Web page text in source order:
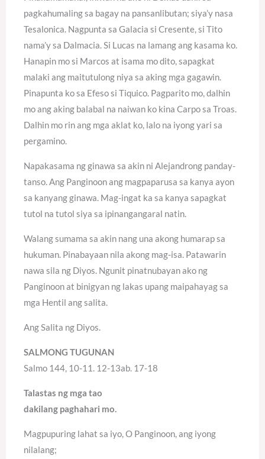
pagkahumaling sa bagay na pansanlibutan; siya’y nasa
Tesalonica. Nagpunta sa Galacia si Cresente, si Tito
nama’y sa Dalmacia. Si Lucas na lamang ang kasama ko.
Hanapin mo si Marcos at isama mo dito, sapagkat
malaki ang maitutulong niya sa aking mga gagawin.
Pinapunta ko sa Efeso si Tiquico. Pagparito mo, dalhin
mo ang aking balabal na naiwan ko kina Carpo sa Troas.
Dalhin mo rin ang mga aklat ko, lalo na iyong yari sa
pergamino.
Napakasama ng ginawa sa akin ni Alejandrong panday-
tanso. Ang Panginoon ang magpaparusa sa kanya ayon
sa kanyang ginawa. Mag-ingat ka sa kanya sapagkat
tutol na tutol siya sa ipinangangaral natin.
Walang sumama sa akin nang una akong humarap sa
hukuman. Pinabayaan nila akong mag-isa. Patawarin
nawa sila ng Diyos. Ngunit pinatnubayan ako ng
Panginoon at binigyan ng lakas upang maipahayag sa
mga Hentil ang salita.
Ang Salita ng Diyos.
SALMONG TUGUNAN
Salmo 144, 10-11. 12-13ab. 17-18
Talastas ng mga tao
dakilang paghahari mo.
Magpupuring lahat sa iyo, O Panginoon, ang iyong
nilalang;